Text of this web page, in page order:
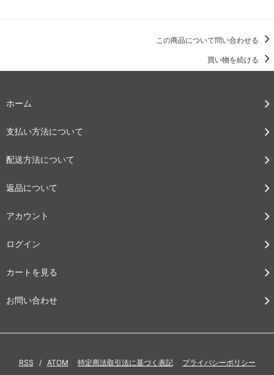
この商品について問い合わせる
買い物を続ける
ホーム
支払い方法について
配送方法について
返品について
アカウント
ログイン
カートを見る
お問い合わせ
RSS / ATOM 特定商法取引法に基づく表記 プライバシーポリシー